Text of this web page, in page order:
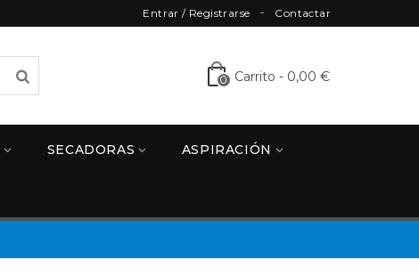
Contactar
Entrar / Registrarse
0 Carrito - 0,00 €
SECADORAS ASPIRACIÓN